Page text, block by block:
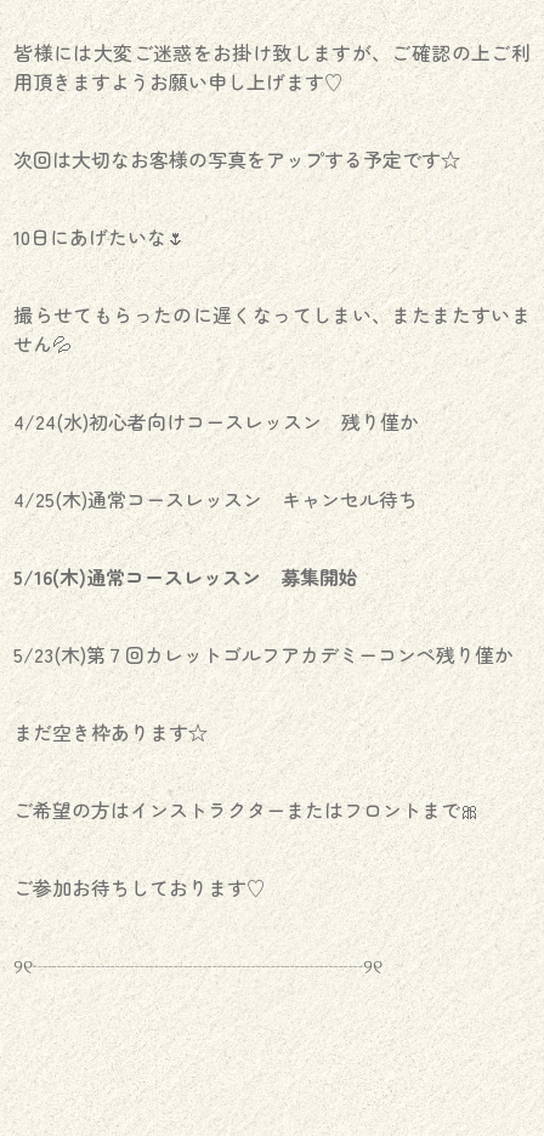
皆様には大変ご迷惑をお掛け致しますが、ご確認の上ご利
用頂きますようお願い申し上げます♡
次回は大切なお客様の写真をアップする予定です☆
10日にあげたいな🌷
撮らせてもらったのに遅くなってしまい、またまたすいま
せん💦
4/24(水)初心者向けコースレッスン 残り僅か
4/25(木)通常コースレッスン キャンセル待ち
5/16(木)通常コースレッスン 募集開始
5/23(木)第７回カレットゴルフアカデミーコンペ残り僅か
まだ空き枠あります☆
ご希望の方はインストラクターまたはフロントまで🎀
ご参加お待ちしております♡
୨୧┈┈┈┈┈┈┈┈┈┈┈┈┈┈┈┈┈୨୧